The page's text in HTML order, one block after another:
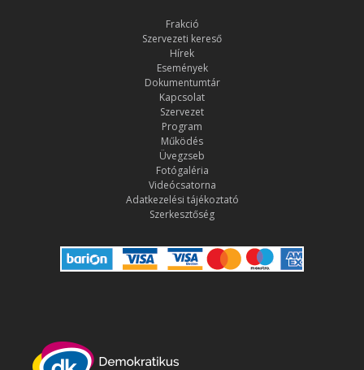
Frakció
Szervezeti kereső
Hírek
Események
Dokumentumtár
Kapcsolat
Szervezet
Program
Működés
Üvegzseb
Fotógaléria
Videócsatorna
Adatkezelési tájékoztató
Szerkesztőség